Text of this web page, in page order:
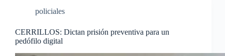
policiales
CERRILLOS: Dictan prisión preventiva para un
pedófilo digital